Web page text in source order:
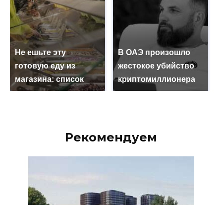
Не ешьте эту
готовую еду из
магазина: список
В ОАЭ произошло
жестокое убийство
криптомиллионера
Рекомендуем